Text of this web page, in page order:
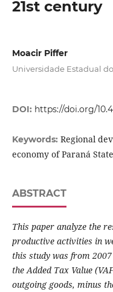
21st century
Moacir Piffer
Universidade Estadual
DOI: https://doi.org/
Keywords: Regional
economy of Paraná
ABSTRACT
This paper analyze the
productive activities in
this study was from
the Added Tax Value
outgoing goods, minus